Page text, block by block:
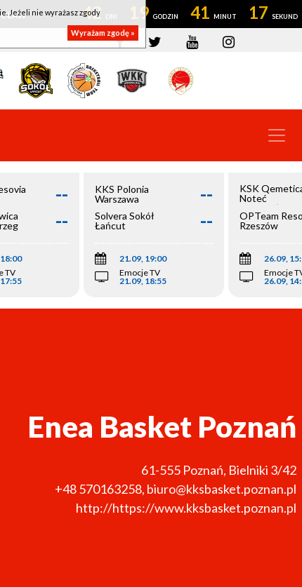
42 19 41 17
--
--
TV
KKS Polonia
Warszawa
--
Solvera Sokół
Łańcut
--
21.09, 19:00
Emocje TV
21.09, 18:55
KSK
Noteć
Inowrocław
OPTeam
Rzeszów
26.09,
Emocje
26.09,
Enea Basket Poznań
61-555 Poznań, Bielniki 3/42
+48 570163258, biuro@kksbasket.poznan.pl
http://https://www.kksbasket.poznan.pl
Jeżeli nie wyrażasz zgody
Wyrażam zgodę »